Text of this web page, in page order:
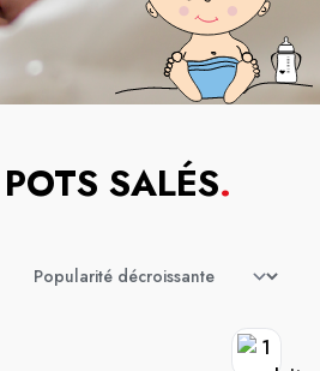
SALÉS.